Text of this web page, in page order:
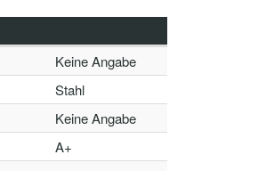
Keine Angabe
Stahl
Keine Angabe
A+